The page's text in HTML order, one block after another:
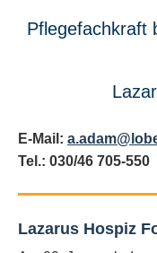
Pflegefachkraft
E-Mail:
Tel.: 030/46 705-550
Lazarus Hospiz